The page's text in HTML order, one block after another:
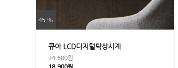
45 %
큐아 LCD디지털탁상시계
34,600원
18,900원